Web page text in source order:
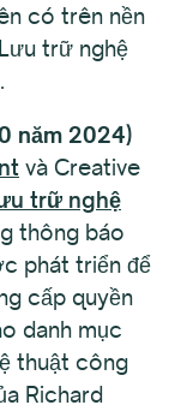
có trên nền
trữ nghệ
năm 2024)
và Creative
trữ nghệ
thông báo
phát triển để
cấp quyền
danh mục
thuật công
Richard